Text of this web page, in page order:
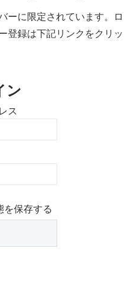
ーに限定されています。ロ
登録は下記リンクをクリッ
ン
ス
を保存する